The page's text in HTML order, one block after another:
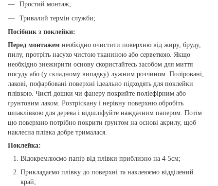
Простий монтаж;
Тривалий термін служби;
Посібник з поклейки:
Перед монтажем необхідно очистити поверхню від жиру, бруду,
пилу, протріть насухо чистою тканиною або серветкою. Якщо
необхідно знежирити основу скористайтесь засобом для миття
посуду або (у складному випадку) лужним розчином. Поліровані,
лакові, пофарбовані поверхні ідеально підходять для поклейки
плівкою. Чисті дошки чи фанеру покрийте поліефірним або
ґрунтовим лаком. Розтріскану і нерівну поверхню обробіть
шпаклівкою для дерева і відшліфуйте наждачним папером. Потім
цю поверхню потрібно покрити ґрунтом на основі акрилу, щоб
наклеєна плівка добре трималася.
Поклейка:
Відокремлюємо папір від плівки приблизно на 4-5см;
Прикладаємо плівку до поверхні та наклеюємо відділений
край;